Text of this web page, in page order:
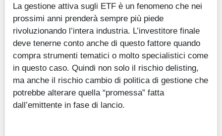
La gestione attiva sugli ETF è un fenomeno che nei
prossimi anni prenderà sempre più piede
rivoluzionando l’intera industria. L’investitore finale
deve tenerne conto anche di questo fattore quando
compra strumenti tematici o molto specialistici come
in questo caso. Quindi non solo il rischio delisting,
ma anche il rischio cambio di politica di gestione che
potrebbe alterare quella “promessa” fatta
dall’emittente in fase di lancio.